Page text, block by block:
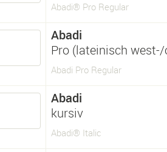
Abadi® Pro Regular
Abadi
Pro (lateinisch
Abadi Pro Regular
Abadi
kursiv
Abadi® Italic